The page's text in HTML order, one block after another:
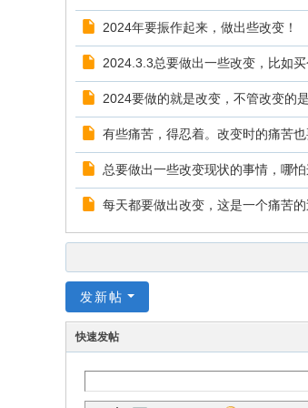
2024年要振作起来，做出些改变！
2024.3.3总要做出一些改变，比如
2024要做的就是改变，不管改变的
有些痛苦，得忍着。改变时的痛苦也
总要做出一些改变现状的事情，哪
每天都要做出改变，这是一个痛苦的
发新帖
快速发帖